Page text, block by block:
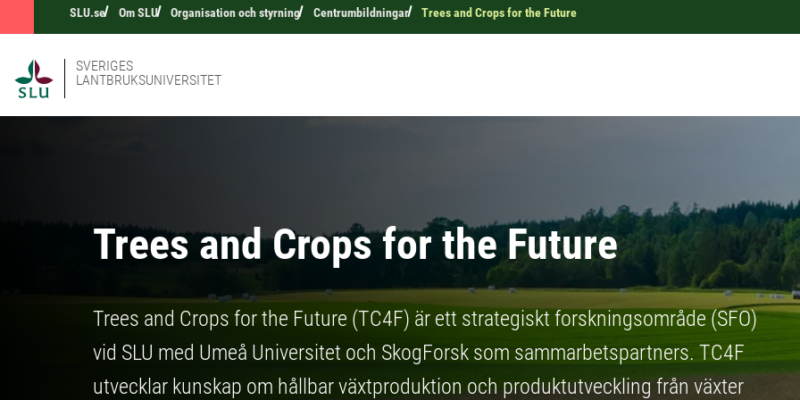
SLU.se Om SLU Organisation och styrning Centrumbildningar Trees and Crops for the Future
SVERIGES
LANTBRUKSUNIVERSITET
Trees and Crops for the Future
Trees and Crops for the Future (TC4F) är ett strategiskt forskningsområde (SFO)
vid SLU med Umeå Universitet och SkogForsk som sammarbetspartners. TC4F
utvecklar kunskap om hållbar växtproduktion och produktutveckling från växter